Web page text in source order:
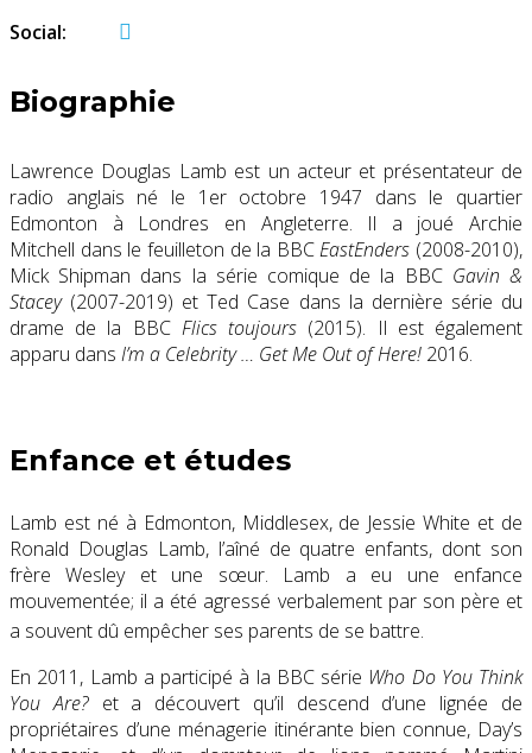
Social:
Biographie
Lawrence Douglas Lamb est un acteur et présentateur de
radio anglais né le 1er octobre 1947 dans le quartier
Edmonton à Londres en Angleterre. Il a joué Archie
Mitchell dans le feuilleton de la BBCEastEnders (2008-2010),
Mick Shipman dans la série comique de la BBC Gavin &
Stacey(2007-2019) et Ted Case dans la dernière série du
drame de la BBC Flics toujours (2015). Il est également
apparu dans I’m a Celebrity … Get Me Out of Here! 2016.
Enfance et études
Lamb est né à Edmonton, Middlesex, de Jessie White et de
Ronald Douglas Lamb, l’aîné de quatre enfants, dont son
frère Wesley et une sœur. Lamb a eu une enfance
mouvementée; il a été agressé verbalement par son père et
a souvent dû empêcher ses parents de se battre.
En 2011, Lamb a participé à la BBCsérie Who Do You Think
You Are? et a découvert qu’il descend d’une lignée de
propriétaires d’une ménagerie itinérante bien connue, Day’s